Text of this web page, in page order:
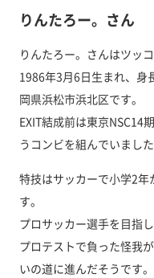
りんたろー。さん
りんたろー。さんはツッ
1986年3月6日生まれ、身
岡県浜松市浜北区です。
EXIT結成前は東京NSC14
うコンビを組んでいました
特技はサッカーで小学2年
す。
プロサッカー選手を目指
プロテストで負った怪我
いの道に進んだそうです。